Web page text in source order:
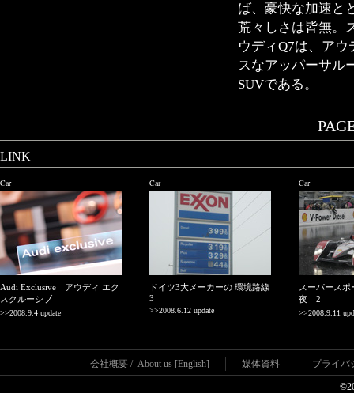
ば、豪快な加速と
荒々しさは皆無。
ウディQ7は、ア
スなアッパーサル
SUVである。
LINK
Car
Audi Exclusive アウディ エク
スクルーシブ
>>2008.9.4 update
Car
ドイツ3大メーカーの 環境路線
3
>>2008.6.12 update
Car
スーパースポ
夜 2
>>2008.9.11
会社概要 / About us [English] 媒体資料 プライバ